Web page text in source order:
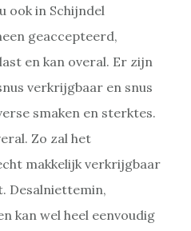
ook in Schijndel
geaccepteerd,
en kan overal. Er zijn
verkrijgbaar en snus
smaken en sterktes.
Zo zal het
makkelijk verkrijgbaar
Desalniettemin,
kan wel heel eenvoudig